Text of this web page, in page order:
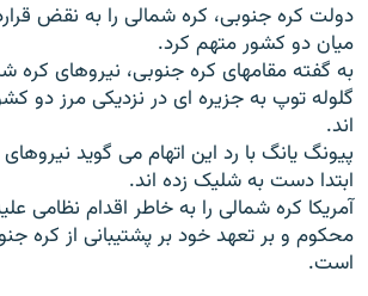
گزارش‌های ویدئویی
English
به ما بپیوندید
زبان‌های دیگر
دولت کره جنوبی، کره شمالی را به نقض
میان دو کشور متهم کرد.
به گفته مقامهای کره جنوبی، نیروهای کره
گلوله توپ به جزیره ای در نزدیکی مرز دو
اند.
پیونگ یانگ با رد این اتهام می گوید
ابتدا دست به شلیک زده اند.
آمریکا کره شمالی را به خاطر اقدام نظامی
محکوم و بر تعهد خود بر پشتیبانی از کره
است.